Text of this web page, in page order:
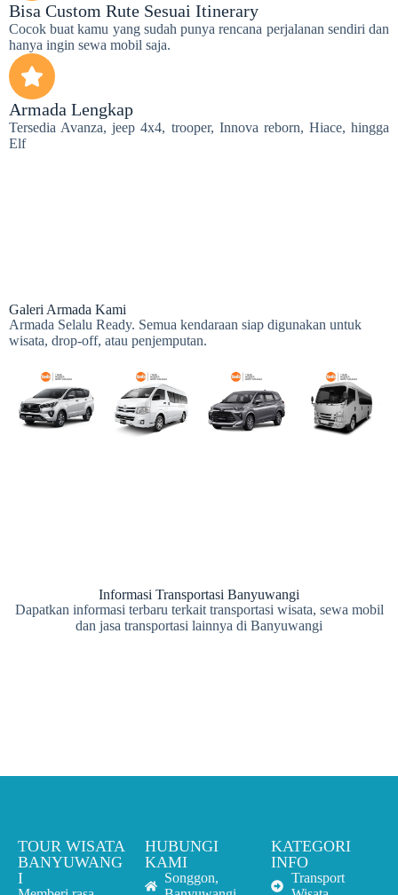
Bisa Custom Rute Sesuai Itinerary
Cocok buat kamu yang sudah punya rencana perjalanan sendiri dan
hanya ingin sewa mobil saja.
Armada Lengkap
Tersedia Avanza, jeep 4x4, trooper, Innova reborn, Hiace, hingga
Elf
Galeri Armada Kami
Armada Selalu Ready. Semua kendaraan siap digunakan untuk
wisata, drop-off, atau penjemputan.
Informasi Transportasi Banyuwangi
Dapatkan informasi terbaru terkait transportasi wisata, sewa mobil
dan jasa transportasi lainnya di Banyuwangi
TOUR WISATA
BANYUWANG
I
HUBUNGI
KAMI
Songgon,
KATEGORI
INFO
Transport